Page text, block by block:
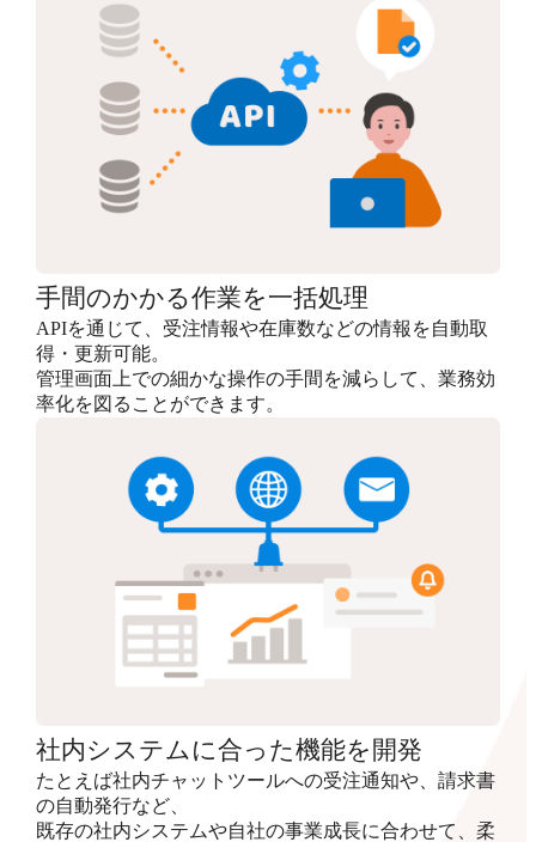
手間のかかる作業を一括処理
APIを通じて、受注情報や在庫数などの情報を自動取
得・更新可能。
管理画面上での細かな操作の手間を減らして、業務効
率化を図ることができます。
社内システムに合った機能を開発
たとえば社内チャットツールへの受注通知や、請求書
の自動発行など、
既存の社内システムや自社の事業成長に合わせて、柔